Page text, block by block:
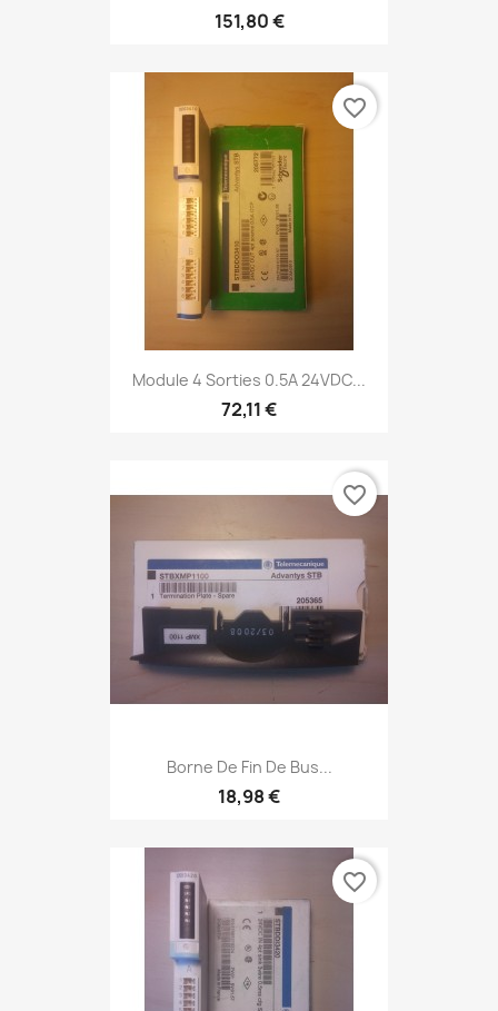
151,80 €
Module 4 Sorties 0.5A 24VDC...
72,11 €
favorite_border
Borne De Fin De Bus...
18,98 €
favorite_border
favorite_border